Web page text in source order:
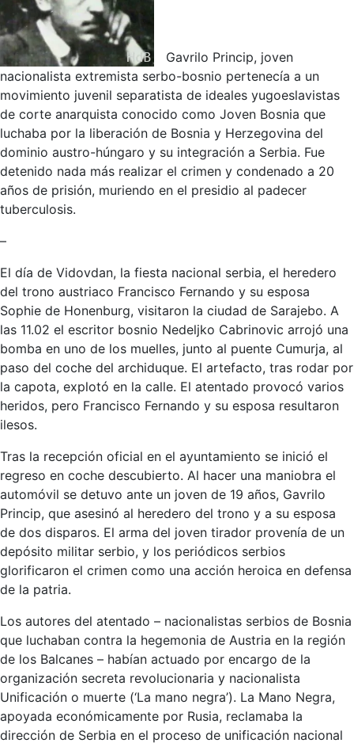
Gavrilo Princip, joven
nacionalista extremista serbo-bosnio pertenecía a un
movimiento juvenil separatista de ideales yugoeslavistas
de corte anarquista conocido como Joven Bosnia que
luchaba por la liberación de Bosnia y Herzegovina del
dominio austro-húngaro y su integración a Serbia. Fue
detenido nada más realizar el crimen y condenado a 20
años de prisión, muriendo en el presidio al padecer
tuberculosis.
–
El día de Vidovdan, la fiesta nacional serbia, el heredero
del trono austriaco Francisco Fernando y su esposa
Sophie de Honenburg, visitaron la ciudad de Sarajebo. A
las 11.02 el escritor bosnio Nedeljko Cabrinovic arrojó una
bomba en uno de los muelles, junto al puente Cumurja, al
paso del coche del archiduque. El artefacto, tras rodar por
la capota, explotó en la calle. El atentado provocó varios
heridos, pero Francisco Fernando y su esposa resultaron
ilesos.
Tras la recepción oficial en el ayuntamiento se inició el
regreso en coche descubierto. Al hacer una maniobra el
automóvil se detuvo ante un joven de 19 años, Gavrilo
Princip, que asesinó al heredero del trono y a su esposa
de dos disparos. El arma del joven tirador provenía de un
depósito militar serbio, y los periódicos serbios
glorificaron el crimen como una acción heroica en defensa
de la patria.
Los autores del atentado – nacionalistas serbios de Bosnia
que luchaban contra la hegemonia de Austria en la región
de los Balcanes – habían actuado por encargo de la
organización secreta revolucionaria y nacionalista
Unificación o muerte (‘La mano negra’). La Mano Negra,
apoyada económicamente por Rusia, reclamaba la
dirección de Serbia en el proceso de unificación nacional